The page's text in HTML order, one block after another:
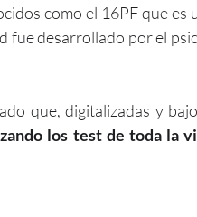
como el 16PF que es
fue desarrollado por el
que, digitalizadas y
los test de toda la